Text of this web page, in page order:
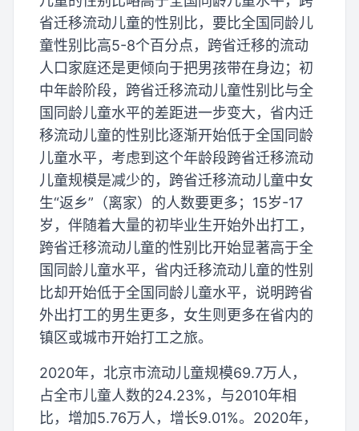
省迁移流动儿童的性别比，要比全国同龄儿
童性别比高5-8个百分点，跨省迁移的流动
人口家庭还是更倾向于把男孩带在身边；初
中年龄阶段，跨省迁移流动儿童性别比与全
国同龄儿童水平的差距进一步变大，省内迁
移流动儿童的性别比逐渐开始低于全国同龄
儿童水平，考虑到这个年龄段跨省迁移流动
儿童规模是减少的，跨省迁移流动儿童中女
生“返乡”（离家）的人数要更多；15岁-17
岁，伴随着大量的初毕业生开始外出打工，
跨省迁移流动儿童的性别比开始显著高于全
国同龄儿童水平，省内迁移流动儿童的性别
比却开始低于全国同龄儿童水平，说明跨省
外出打工的男生更多，女生则更多在省内的
镇区或城市开始打工之旅。
2020年，北京市流动儿童规模69.7万人，
占全市儿童人数的24.23%，与2010年相
比，增加5.76万人，增长9.01%。2020年，